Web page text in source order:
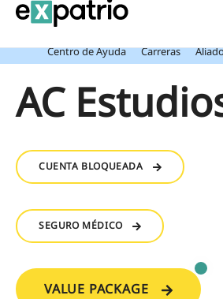
Noticia de última hora: Obtén tu Cuenta
con el Value Package.
Centro de Ayuda
Carreras
AC
CUENTA BLOQUEADA
SEGURO MÉDICO
VALUE PACKAGE